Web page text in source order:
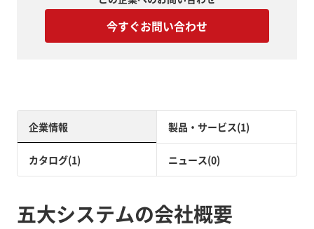
今すぐお問い合わせ
企業情報 製品・サービス(1)
カタログ(1) ニュース(0)
五大システムの会社概要